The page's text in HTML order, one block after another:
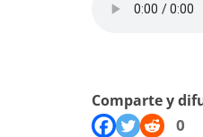
Comparte y
0